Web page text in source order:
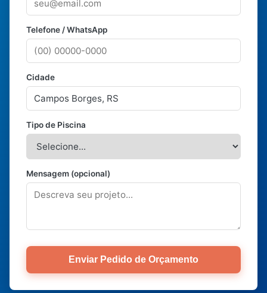
Telefone / WhatsApp
Cidade
Tipo de Piscina
Mensagem (opcional)
Enviar Pedido de Orçamento